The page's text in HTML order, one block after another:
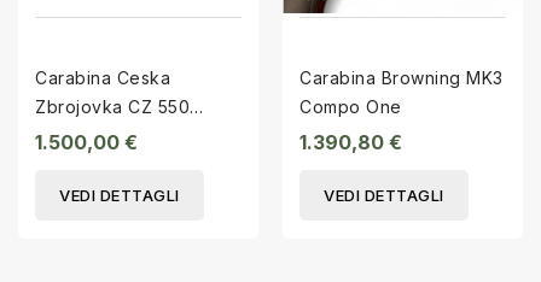
Carabina Ceska
Zbrojovka CZ 550
Safari Classic cal.375
1.500,00 €
VEDI DETTAGLI
Carabina Browning MK3
Compo One
1.390,80 €
VEDI DETTAGLI